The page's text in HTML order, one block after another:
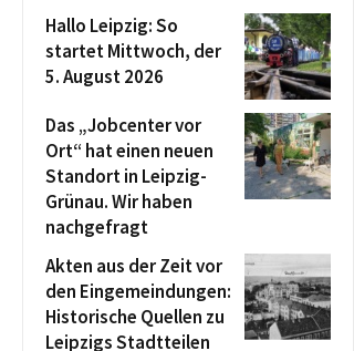
Hallo Leipzig: So
startet Mittwoch, der
5. August 2026
Das „Jobcenter vor
Ort“ hat einen neuen
Standort in Leipzig-
Grünau. Wir haben
nachgefragt
Akten aus der Zeit vor
den Eingemeindungen:
Historische Quellen zu
Leipzigs Stadtteilen